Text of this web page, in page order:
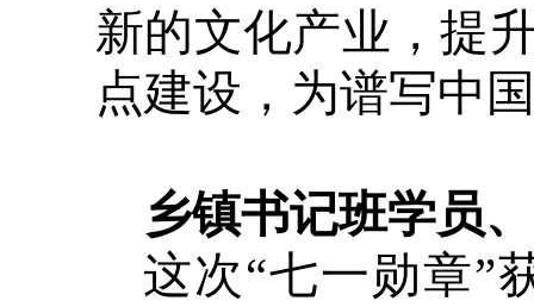
新的文化产业，提
点建设，为谱写中
乡镇书记班学员
这次“七一勋章”